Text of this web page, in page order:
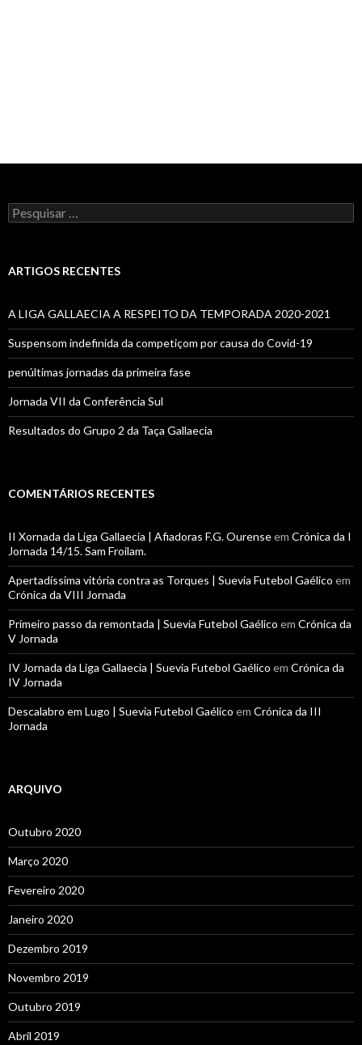
Pesquisar
por:
ARTIGOS RECENTES
A LIGA GALLAECIA A RESPEITO DA TEMPORADA 2020-2021
Suspensom indefinida da competiçom por causa do Covid-19
penúltimas jornadas da primeira fase
Jornada VII da Conferência Sul
Resultados do Grupo 2 da Taça Gallaecia
COMENTÁRIOS RECENTES
II Xornada da Liga Gallaecia | Afiadoras F.G. Ourenseem Crónica da I
Jornada 14/15. Sam Froilam.
Apertadíssima vitória contra as Torques | Suevia Futebol Gaélico em
Crónica da VIII Jornada
Primeiro passo da remontada | Suevia Futebol Gaélico em Crónica da
V Jornada
IV Jornada da Liga Gallaecia | Suevia Futebol Gaélico em Crónica da
IV Jornada
Descalabro em Lugo | Suevia Futebol Gaélico em Crónica da III
Jornada
ARQUIVO
Outubro 2020
Março 2020
Fevereiro 2020
Janeiro 2020
Dezembro 2019
Novembro 2019
Outubro 2019
Abril 2019